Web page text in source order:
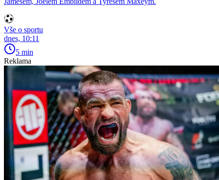
Vše o sportu
dnes, 10:11
5 min
Reklama